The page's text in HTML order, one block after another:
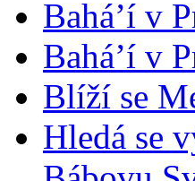
Bahá’í v
Bahá’í v
Blíží se
Hledá se